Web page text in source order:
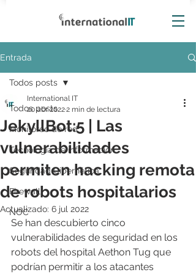
Entrada
Todos posts
Monitoreo de red
Tecnología de información
Seguridad Cibernética
Firewall
NOC
Todos posts
JekyllBot:5 | Las
vulnerabilidades
permiten hacking remota
de robots hospitalarios
International IT
20 abr 20222 min de lectura
Actualizado: 6 jul 2022
Se han descubierto cinco
vulnerabilidades de seguridad en los
robots del hospital Aethon Tug que
podrían permitir a los atacantes